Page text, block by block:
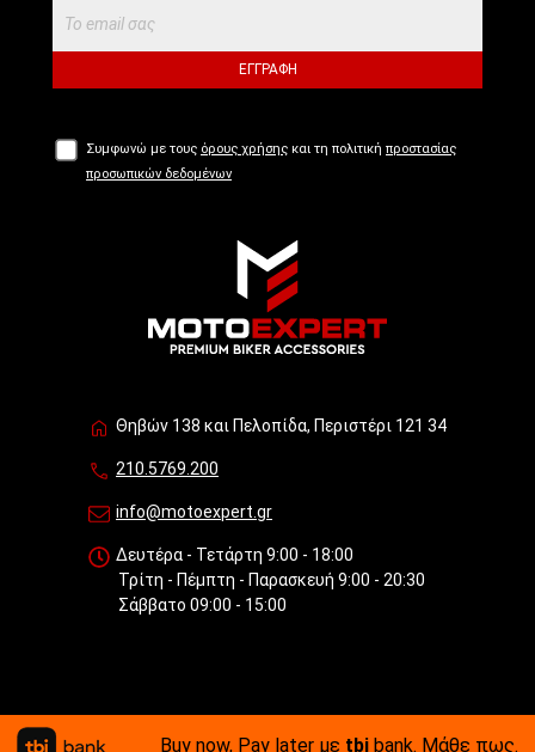
ΕΓΓΡΑΦΉ
Συμφωνώ με τους όρους χρήσης και τη πολιτική προστασίας
προσωπικών δεδομένων
Θηβών 138 και Πελοπίδα, Περιστέρι 121 34
210.5769.200
info@motoexpert.gr
Δευτέρα - Τετάρτη 9:00 - 18:00
Τρίτη - Πέμπτη - Παρασκευή 9:00 - 20:30
Σάββατο 09:00 - 15:00
Buy now, Pay later με tbi bank. Μάθε πως.